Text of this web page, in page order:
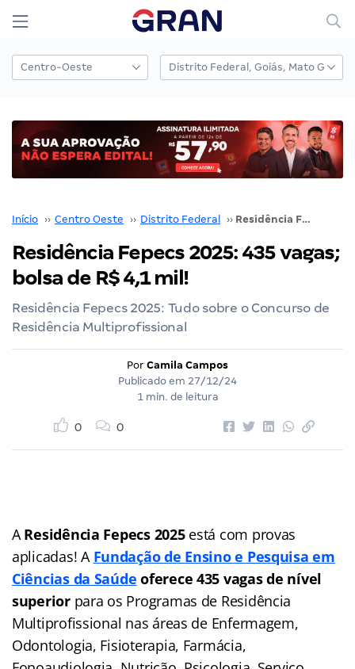
Início ›› Centro Oeste ›› Distrito Federal ›› Residência Fepecs 2025: 435 vagas; bolsa de R$ 4,1 mil!
Residência Fepecs 2025: 435 vagas;
bolsa de R$ 4,1 mil!
Residência Fepecs 2025: Tudo sobre o Concurso de
Residência Multiprofissional
Por Camila Campos
Publicado em 27/12/24
1 min. de leitura
0 0
AResidência Fepecs 2025está com provas
aplicadas! A Fundação de Ensino e Pesquisa em
Ciências da Saúde oferece 435 vagas de nível
superiorpara os Programas de Residência
Multiprofissional nas áreas de Enfermagem,
Odontologia, Fisioterapia, Farmácia,